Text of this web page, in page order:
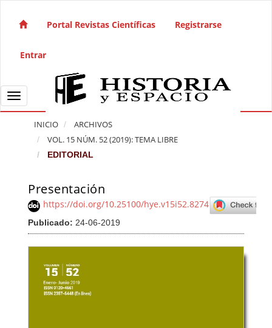
Navegación principal
Barra lateral
Portal Revistas Científicas Registrarse
Entrar
Toggle navigation
INICIO
ARCHIVOS
VOL. 15 NÚM. 52 (2019): TEMA LIBRE
EDITORIAL
Presentación
https://doi.org/10.25100/hye.v15i52.8274
Publicado: 24-06-2019
Barra lateral del artículo